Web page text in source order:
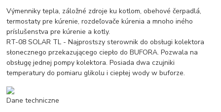
Výmenniky tepla, záložné zdroje ku kotlom, obehové čerpadlá,
termostaty pre kúrenie, rozdeľovače kúrenia a mnoho iného
príslušenstva pre kúrenie a kotly.
RT-08 SOLAR TL - Najprostszy sterownik do obsługi kolektora
słonecznego przekazującego ciepło do BUFORA. Pozwala na
obsługę jednej pompy kolektora. Posiada dwa czujniki
temperatury do pomiaru glikolu i ciepłej wody w buforze.
Dane techniczne